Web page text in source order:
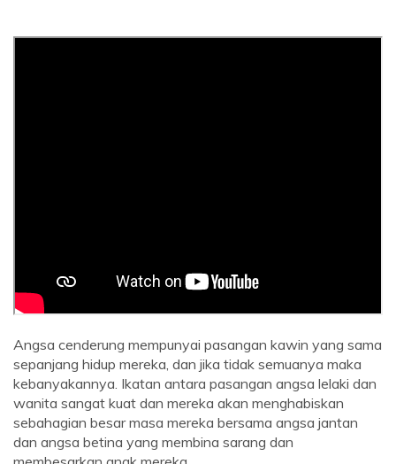
Angsa cenderung mempunyai pasangan kawin yang sama
sepanjang hidup mereka, dan jika tidak semuanya maka
kebanyakannya. Ikatan antara pasangan angsa lelaki dan
wanita sangat kuat dan mereka akan menghabiskan
sebahagian besar masa mereka bersama angsa jantan
dan angsa betina yang membina sarang dan